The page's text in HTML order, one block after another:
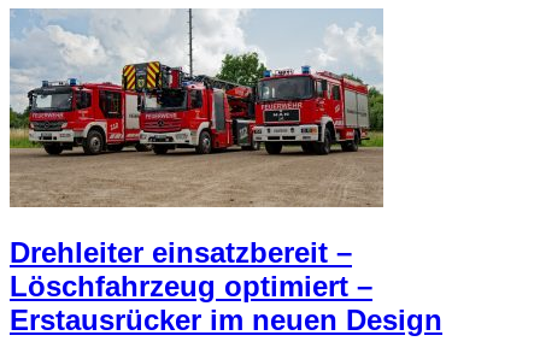
Drehleiter einsatzbereit –
Löschfahrzeug optimiert –
Erstausrücker im neuen Design